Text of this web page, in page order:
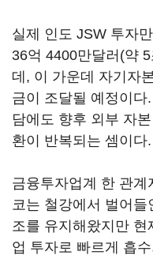
실제 인도 JSW 투자
36억 4400만달러(약
데, 이 가운데 자기자
금이 조달될 예정이
담에도 향후 외부 자
환이 반복되는 셈이다.
금융투자업계 한 관
코는 철강에서 벌어
조를 유지해왔지만
업 투자로 빠르게 흡